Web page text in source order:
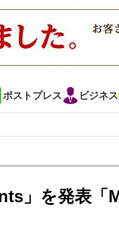
ポストプレス ビジネス
ション
」を発表「